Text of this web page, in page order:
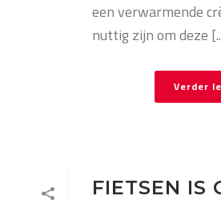
een verwarmende
nuttig zijn om deze
Verder
FIETSEN IS